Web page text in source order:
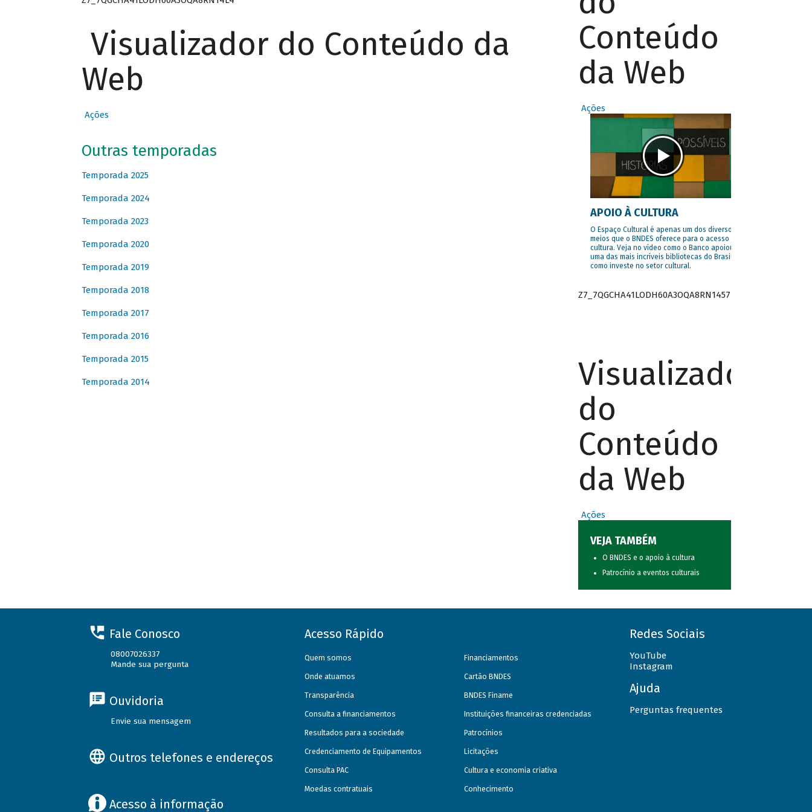
Visualizador do Conteúdo da
Web
Ações
Outras temporadas
Temporada 2025
Temporada 2024
Temporada 2023
Temporada 2020
Temporada 2019
Temporada 2018
Temporada 2017
Temporada 2016
Temporada 2015
Temporada 2014
Conteúdo
da Web
Ações
APOIO À CULTURA
O Espaço Cultural é apenas um dos diversos
meios que o BNDES oferece para o acesso à
cultura. Veja no vídeo como o Banco apoiou
uma das mais incríveis bibliotecas do Brasil e
como investe no setor cultural.
Z7_7QGCHA41LODH60A3OQA8RN1457
Visualizador
do
Conteúdo
da Web
Ações
VEJA TAMBÉM
O BNDES e o apoio à cultura
Patrocínio a eventos culturais
Fale Conosco
08007026337
Mande sua pergunta
Ouvidoria
Envie sua mensagem
Outros telefones e endereços
Acesso à informação
Acesso Rápido
Quem somos
Onde atuamos
Transparência
Consulta a financiamentos
Resultados para a sociedade
Credenciamento de Equipamentos
Consulta PAC
Moedas contratuais
Financiamentos
Cartão BNDES
BNDES Finame
Instituições financeiras credenciadas
Patrocínios
Licitações
Cultura e economia criativa
Conhecimento
Redes Sociais
YouTube
Instagram
Ajuda
Perguntas frequentes